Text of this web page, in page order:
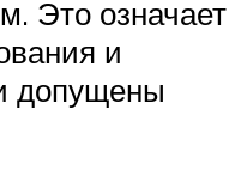
Это означает
и
допущены